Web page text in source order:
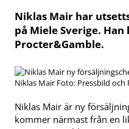
Niklas Mair har
på Miele Sverige.
Procter&Gamble.
Niklas Mair Foto: Pressbild och
Niklas Mair är ny
kommer närmast från en